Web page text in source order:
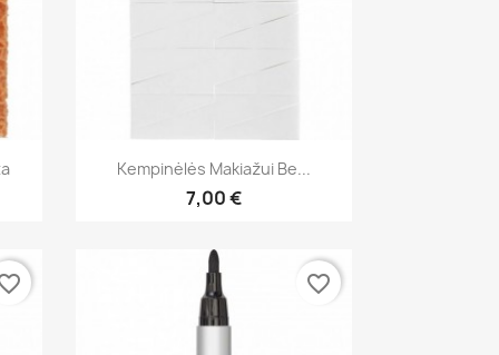
Greita peržiūra
Kempinėlės Makiažui Be...
7,00 €
favorite_border